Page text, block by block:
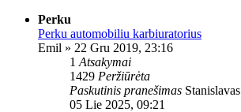
Perku
Perku automobiliu karbiuratorius
Emil » 22 Gru 2019, 23:16
1 Atsakymai
1429 Peržiūrėta
Paskutinis pranešimas Stanislavas
05 Lie 2025, 09:21